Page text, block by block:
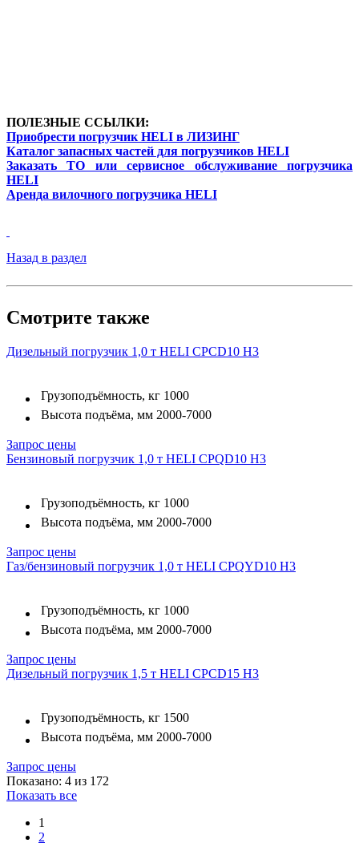
ПОЛЕЗНЫЕ ССЫЛКИ:
Приобрести погрузчик HELI в ЛИЗИНГ
Каталог запасных частей для погрузчиков HELI
Заказать ТО или сервисное обслуживание погрузчика
HELI
Аренда вилочного погрузчика HELI
Назад в раздел
Смотрите также
Дизельный погрузчик 1,0 т HELI CPСD10 H3
Грузоподъёмность, кг 1000
Высота подъёма, мм 2000-7000
Запрос цены
Бензиновый погрузчик 1,0 т HELI CPQD10 H3
Грузоподъёмность, кг 1000
Высота подъёма, мм 2000-7000
Запрос цены
Газ/бензиновый погрузчик 1,0 т HELI CPQYD10 H3
Грузоподъёмность, кг 1000
Высота подъёма, мм 2000-7000
Запрос цены
Дизельный погрузчик 1,5 т HELI CPСD15 H3
Грузоподъёмность, кг 1500
Высота подъёма, мм 2000-7000
Запрос цены
Показано: 4 из 172
Показать все
1
2